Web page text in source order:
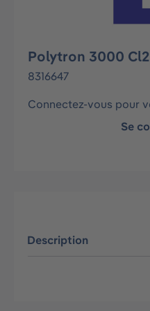
Polytron 3000 Cl2
8316647
Connectez-vous pour
Se
Description